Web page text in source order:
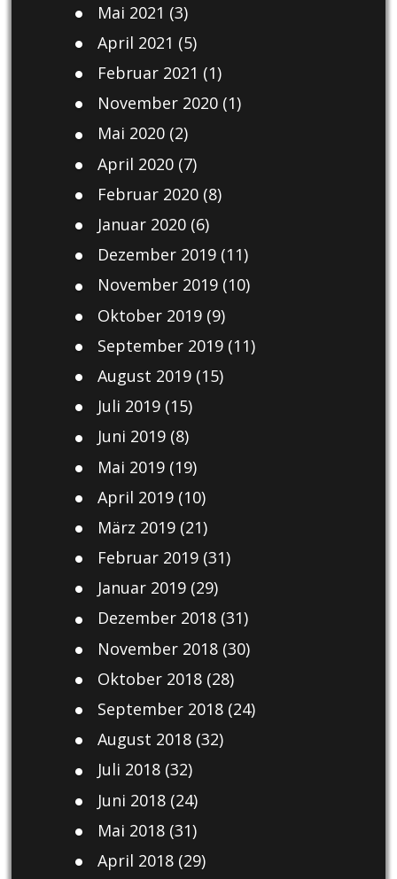
Mai 2021 (3)
April 2021 (5)
Februar 2021 (1)
November 2020(1)
Mai 2020(2)
April 2020(7)
Februar 2020(8)
Januar 2020(6)
Dezember 2019(11)
November 2019(10)
Oktober 2019(9)
September 2019(11)
August 2019(15)
Juli 2019(15)
Juni 2019(8)
Mai 2019(19)
April 2019(10)
März 2019(21)
Februar 2019(31)
Januar 2019(29)
Dezember 2018(31)
November 2018(30)
Oktober 2018(28)
September 2018(24)
August 2018(32)
Juli 2018(32)
Juni 2018(24)
Mai 2018(31)
April 2018(29)